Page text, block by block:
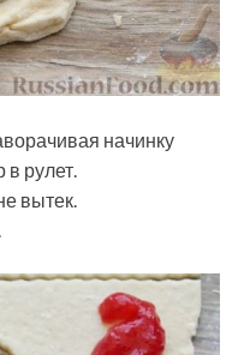
начинку
в рулет.
вытек.